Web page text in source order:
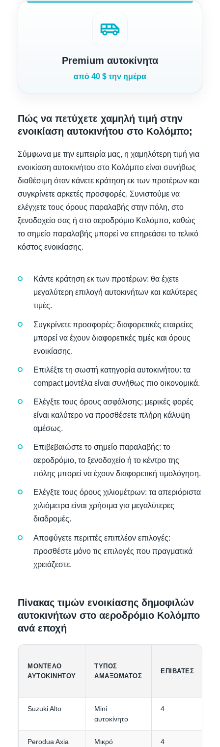
airport_shuttle
Premium αυτοκίνητα
από 40 $ την ημέρα
Πώς να πετύχετε χαμηλή τιμή στην
ενοικίαση αυτοκινήτου στο Κολόμπο;
Σύμφωνα με την εμπειρία μας, η χαμηλότερη τιμή για
ενοικίαση αυτοκινήτου στο Κολόμπο είναι συνήθως
διαθέσιμη όταν κάνετε κράτηση εκ των προτέρων και
συγκρίνετε αρκετές προσφορές. Συνιστούμε να
ελέγχετε τους όρους παραλαβής στην πόλη, στο
ξενοδοχείο σας ή στο αεροδρόμιο Κολόμπο, καθώς
το σημείο παραλαβής μπορεί να επηρεάσει το τελικό
κόστος ενοικίασης.
Κάντε κράτηση εκ των προτέρων: θα έχετε
μεγαλύτερη επιλογή αυτοκινήτων και καλύτερες
τιμές.
Συγκρίνετε προσφορές: διαφορετικές εταιρείες
μπορεί να έχουν διαφορετικές τιμές και όρους
ενοικίασης.
Επιλέξτε τη σωστή κατηγορία αυτοκινήτου: τα
compact μοντέλα είναι συνήθως πιο οικονομικά.
Ελέγξτε τους όρους ασφάλισης: μερικές φορές
είναι καλύτερο να προσθέσετε πλήρη κάλυψη
αμέσως.
Επιβεβαιώστε το σημείο παραλαβής: το
αεροδρόμιο, το ξενοδοχείο ή το κέντρο της
πόλης μπορεί να έχουν διαφορετική τιμολόγηση.
Ελέγξτε τους όρους χιλιομέτρων: τα απεριόριστα
χιλιόμετρα είναι χρήσιμα για μεγαλύτερες
διαδρομές.
Αποφύγετε περιττές επιπλέον επιλογές:
προσθέστε μόνο τις επιλογές που πραγματικά
χρειάζεστε.
Πίνακας τιμών ενοικίασης δημοφιλών
αυτοκινήτων στο αεροδρόμιο Κολόμπο
ανά εποχή
ΜΟΝΤΈΛΟ
ΑΥΤΟΚΙΝΉΤΟΥ
ΤΎΠΟΣ
ΑΜΑΞΏΜΑΤΟΣ
ΕΠΙΒΆΤΕΣ
Suzuki Alto
Mini
αυτοκίνητο
4
Perodua Axia
Μικρό
4